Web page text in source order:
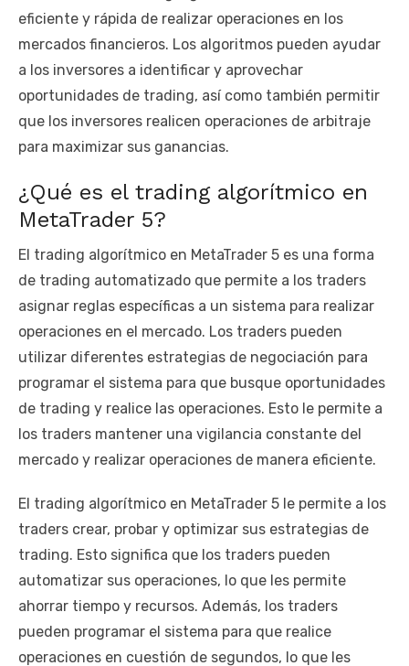
eficiente y rápida de realizar operaciones en los
mercados financieros. Los algoritmos pueden ayudar
a los inversores a identificar y aprovechar
oportunidades de trading, así como también permitir
que los inversores realicen operaciones de arbitraje
para maximizar sus ganancias.
¿Qué es el trading algorítmico en
MetaTrader 5?
El trading algorítmico en MetaTrader 5 es una forma
de trading automatizado que permite a los traders
asignar reglas específicas a un sistema para realizar
operaciones en el mercado. Los traders pueden
utilizar diferentes estrategias de negociación para
programar el sistema para que busque oportunidades
de trading y realice las operaciones. Esto le permite a
los traders mantener una vigilancia constante del
mercado y realizar operaciones de manera eficiente.
El trading algorítmico en MetaTrader 5 le permite a los
traders crear, probar y optimizar sus estrategias de
trading. Esto significa que los traders pueden
automatizar sus operaciones, lo que les permite
ahorrar tiempo y recursos. Además, los traders
pueden programar el sistema para que realice
operaciones en cuestión de segundos, lo que les